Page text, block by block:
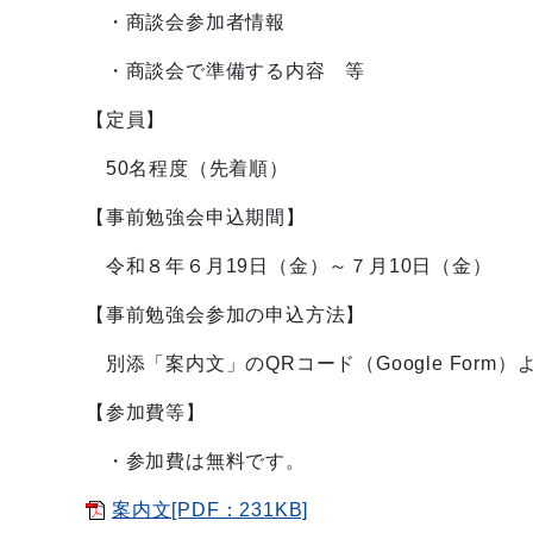
・商談会参加者情報
・商談会で準備する内容 等
【定員】
50名程度（先着順）
【事前勉強会申込期間】
令和８年６月19日（金）～７月10日（金）
【事前勉強会参加の申込方法】
別添「案内文」のQRコード（Google Form）よ
【参加費等】
・参加費は無料です。
案内文[PDF：231KB]